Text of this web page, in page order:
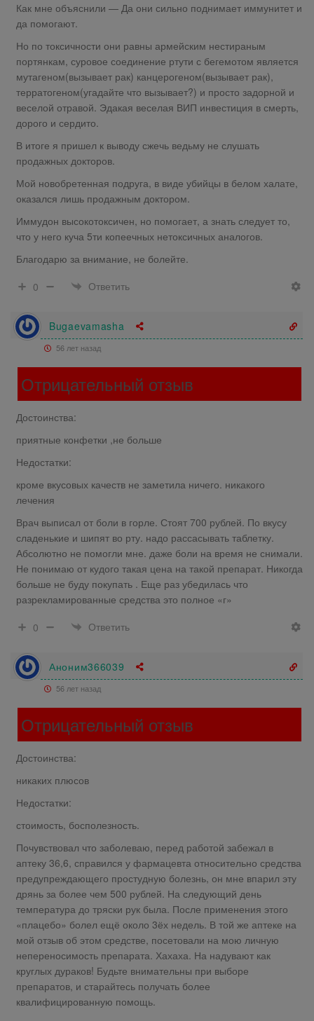
Как мне объяснили — Да они сильно поднимает иммунитет и
да помогают.
Но по токсичности они равны армейским нестираным
портянкам, суровое соединение ртути с бегемотом является
мутагеном(вызывает рак) канцерогеном(вызывает рак),
терратогеном(угадайте что вызывает?) и просто задорной и
веселой отравой. Эдакая веселая ВИП инвестиция в смерть,
дорого и сердито.
В итоге я пришел к выводу сжечь ведьму не слушать
продажных докторов.
Мой новобретенная подруга, в виде убийцы в белом халате,
оказался лишь продажным доктором.
Иммудон высокотоксичен, но помогает, а знать следует то,
что у него куча 5ти копеечных нетоксичных аналогов.
Благодарю за внимание, не болейте.
0
Ответить
Bugaevamasha
56 лет назад
Отрицательный отзыв
Достоинства:
приятные конфетки ,не больше
Недостатки:
кроме вкусовых качеств не заметила ничего. никакого
лечения
Врач выписал от боли в горле. Стоят 700 рублей. По вкусу
сладенькие и шипят во рту. надо рассасывать таблетку.
Абсолютно не помогли мне. даже боли на время не снимали.
Не понимаю от кудого такая цена на такой препарат. Никогда
больше не буду покупать . Еще раз убедилась что
разрекламированные средства это полное «г»
0
Ответить
Аноним366039
56 лет назад
Отрицательный отзыв
Достоинства:
никаких плюсов
Недостатки:
стоимость, босполезность.
Почувствовал что заболеваю, перед работой забежал в
аптеку 36,6, справился у фармацевта относительно средства
предупреждающего простудную болезнь, он мне впарил эту
дрянь за более чем 500 рублей. На следующий день
температура до тряски рук была. После применения этого
«плацебо» болел ещё около 3ёх недель. В той же аптеке на
мой отзыв об этом средстве, посетовали на мою личную
непереносимость препарата. Хахаха. На надувают как
круглых дураков! Будьте внимательны при выборе
препаратов, и старайтесь получать более
квалифицированную помощь.